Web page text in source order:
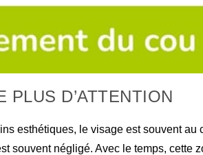
PLUS D’ATTENTION
esthétiques, le visage est souvent
souvent négligé. Avec le temps, cette